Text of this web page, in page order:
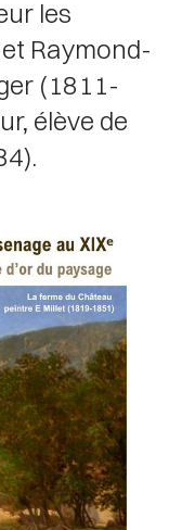
les
Raymond-
(1811-
élève de